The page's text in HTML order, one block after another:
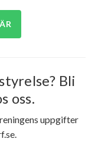
Bli
oss.
uppgifter